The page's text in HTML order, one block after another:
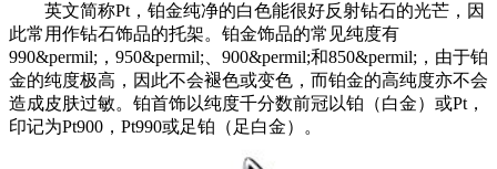
英文简称Pt，铂金纯净的白色能很好反射钻石的光芒，因
此常用作钻石饰品的托架。铂金饰品的常见纯度有
990&permil;，950&permil;、900&permil;和850&permil;，由于铂
金的纯度极高，因此不会褪色或变色，而铂金的高纯度亦不会
造成皮肤过敏。铂首饰以纯度千分数前冠以铂（白金）或Pt，
印记为Pt900，Pt990或足铂（足白金）。